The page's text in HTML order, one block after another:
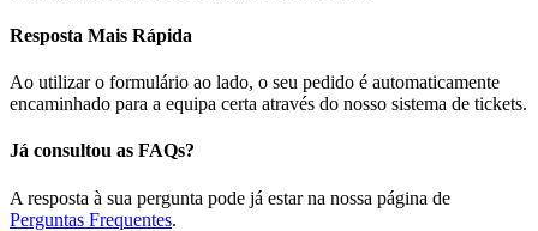
Resposta Mais Rápida
Ao utilizar o formulário ao lado, o seu pedido é automaticamente
encaminhado para a equipa certa através do nosso sistema de tickets.
Já consultou as FAQs?
A resposta à sua pergunta pode já estar na nossa página de
Perguntas Frequentes.